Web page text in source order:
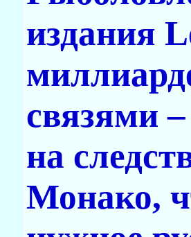
издания
связями
на
Монако,